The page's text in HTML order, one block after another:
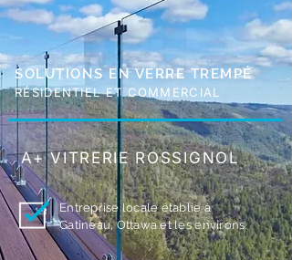
A+ VITRERIE ROSSIGNOL
Entreprise locale établie à
Gatineau, Ottawa et les environs.
SOLUTIONS EN VERRE TREMPÉ
RÉSIDENTIEL ET COMMERCIAL